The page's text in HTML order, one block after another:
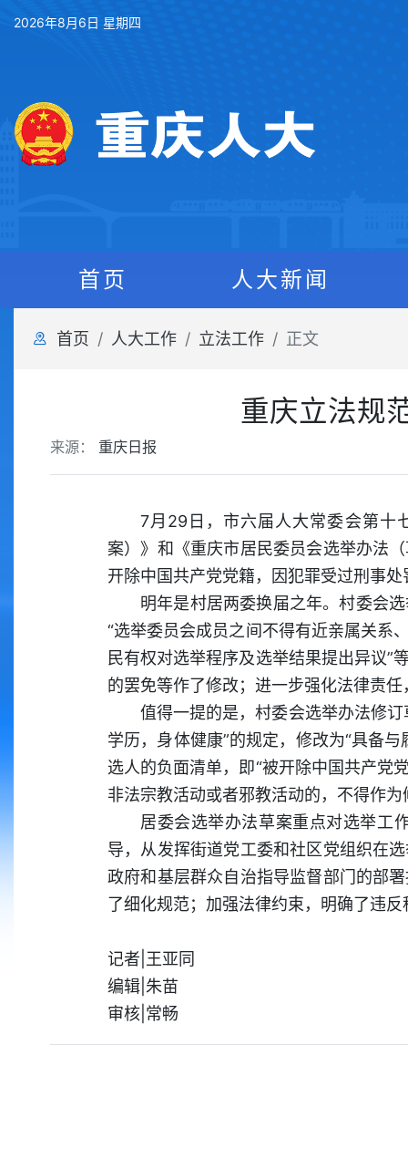
2026年8月6日 星期四
首页 人大新闻
首页 人大工作 立法工作 正文
重庆立法规
来源： 重庆日报
7月29日，市六届人大常委会第十
案）》和《重庆市居民委员会选举办法
开除中国共产党党籍，因犯罪受过刑事
明年是村居两委换届之年。村委会
“选举委员会成员之间不得有近亲属关系
民有权对选举程序及选举结果提出异议”
的罢免等作了修改；进一步强化法律责
值得一提的是，村委会选举办法修
学历，身体健康”的规定，修改为“具备
选人的负面清单，即“被开除中国共产党
非法宗教活动或者邪教活动的，不得作为
居委会选举办法草案重点对选举工
导，从发挥街道党工委和社区党组织在
政府和基层群众自治指导监督部门的部
了细化规范；加强法律约束，明确了违
记者|王亚同
编辑|朱苗
审核|常畅